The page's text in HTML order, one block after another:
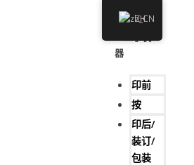
家
器
印前
按
印后/
装订/
包装
ZH